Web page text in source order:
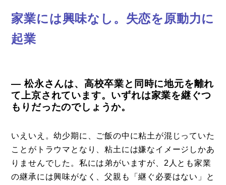
家業には興味なし。失恋を原動力に
起業
― 松永さんは、高校卒業と同時に地元を離れ
て上京されています。いずれは家業を継ぐつ
もりだったのでしょうか。
いえいえ。幼少期に、ご飯の中に粘土が混じっていた
ことがトラウマとなり、粘土には嫌なイメージしかあ
りませんでした。私には弟がいますが、2人とも家業
の継承には興味がなく、父親も「継ぐ必要はない」と